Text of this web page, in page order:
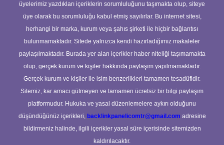
üyelerimiz yazdıkları içeriklerin sorumluluğunu taşımakta olup, siteye
üye olarak bu sorumluluğu kabul etmiş sayılırlar. Bu internet sitesi,
herhangi bir marka, kurum veya şahıs şirketi ile hiçbir bağlantısı
bulunmamaktadır. Sitede yalnızca kendi hazırladığımız makaleler
paylaşılmaktadır. Burada yer alan içerikler haber niteliği taşımamakta
olup, gerçek kurum ve kişiler hakkında paylaşım yapılmamaktadır.
Gerçek kurum ve kişiler ile isim benzerlikleri tamamen tesadüfidir.
Sitemiz, kar amacı gütmeyen ve tamamen ücretsiz bir bilgi paylaşım
platformudur. Hukuka ve yasal düzenlemelere aykırı olduğunu
düşündüğünüz içerikleri, backlinkpanelicomtr@gmail.com adresine
bildirmeniz halinde, ilgili içerikler yasal süre içerisinde sitemizden
kaldırılacaktır.